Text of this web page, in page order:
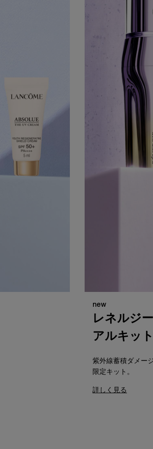
new
レネルジ
アルキット​
紫外線蓄積ダメー
限定キット。
詳しく見る